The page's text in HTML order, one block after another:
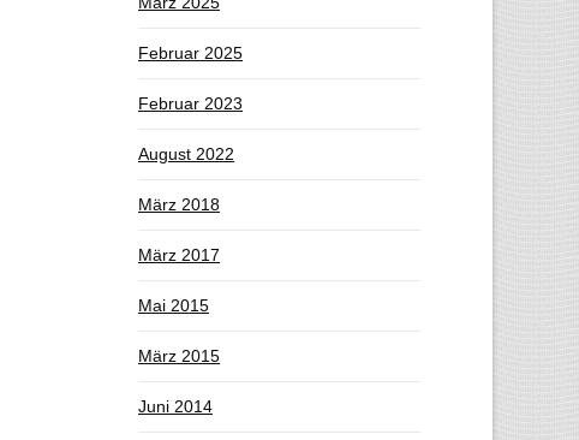
Februar 2025
Februar 2023
August 2022
März 2018
März 2017
Mai 2015
März 2015
Juni 2014